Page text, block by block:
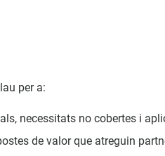
per a:
necessitats no cobertes i
de valor que atreguin